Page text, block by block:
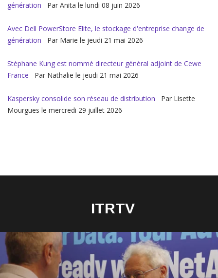
génération
Par Anita le lundi 08 juin 2026
Avec Dell PowerStore Elite, le stockage d'entreprise change de
génération
Par Marie le jeudi 21 mai 2026
Stéphane Kung est nommé directeur général adjoint de Cewe
France
Par Nathalie le jeudi 21 mai 2026
Kaspersky consolide son réseau de distribution
Par Lisette
Mourgues le mercredi 29 juillet 2026
ITRTV